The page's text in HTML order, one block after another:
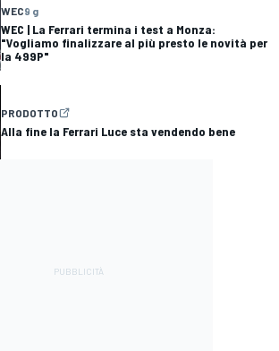
WEC9 g
WEC | La Ferrari termina i test a Monza:
"Vogliamo finalizzare al più presto le novità per
la 499P"
PRODOTTO
Alla fine la Ferrari Luce sta vendendo bene